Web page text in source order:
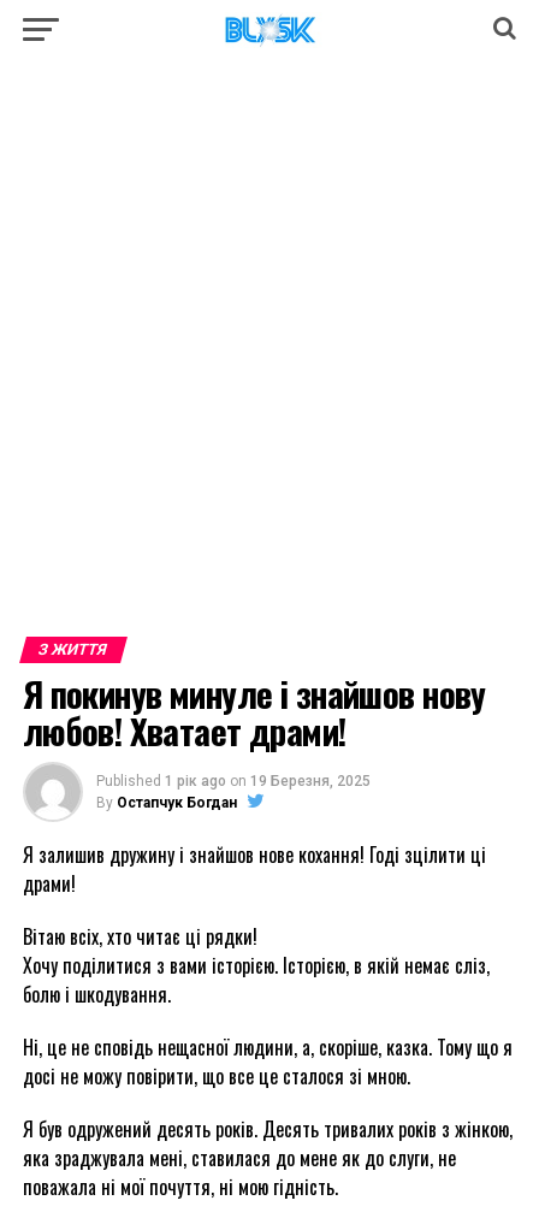
З ЖИТТЯ
Я покинув минуле і знайшов нову
любов! Хватает драми!
Published 1 рік ago on 19 Березня, 2025
By Остапчук Богдан
Я залишив дружину і знайшов нове кохання! Годі зцілити ці
драми!
Вітаю всіх, хто читає ці рядки!
Хочу поділитися з вами історією. Історією, в якій немає сліз,
болю і шкодування.
Ні, це не сповідь нещасної людини, а, скоріше, казка. Тому що я
досі не можу повірити, що все це сталося зі мною.
Я був одружений десять років. Десять тривалих років з жінкою,
яка зраджувала мені, ставилася до мене як до слуги, не
поважала ні мої почуття, ні мою гідність.